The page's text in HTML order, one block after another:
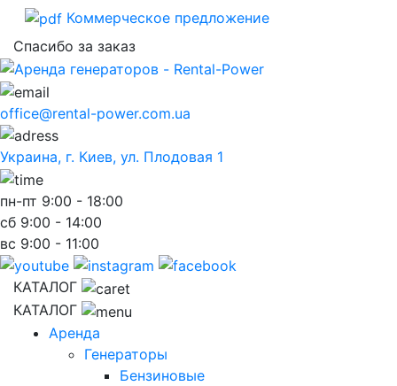
Коммерческое предложение
Спасибо за заказ
office@rental-power.com.ua
Украина, г. Киев, ул. Плодовая 1
пн-пт 9:00 - 18:00
сб 9:00 - 14:00
вс 9:00 - 11:00
КАТАЛОГ
КАТАЛОГ
Аренда
Генераторы
Бензиновые